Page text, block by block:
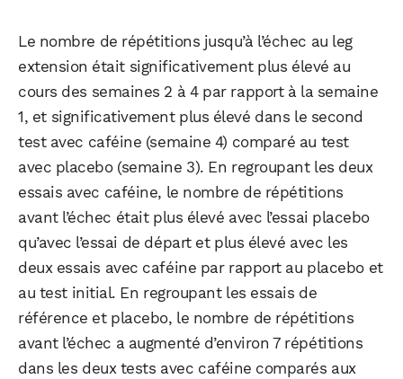
Le nombre de répétitions jusqu’à l’échec au leg
extension était significativement plus élevé au
cours des semaines 2 à 4 par rapport à la semaine
1, et significativement plus élevé dans le second
test avec caféine (semaine 4) comparé au test
avec placebo (semaine 3). En regroupant les deux
essais avec caféine, le nombre de répétitions
avant l’échec était plus élevé avec l’essai placebo
qu’avec l’essai de départ et plus élevé avec les
deux essais avec caféine par rapport au placebo et
au test initial. En regroupant les essais de
référence et placebo, le nombre de répétitions
avant l’échec a augmenté d’environ 7 répétitions
dans les deux tests avec caféine comparés aux
LinkedIn